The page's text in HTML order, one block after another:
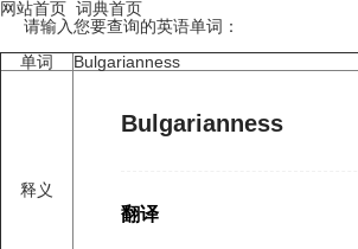
网站首页 词典首页
请输入您要查询的英语单词：
单词
Bulgarianness
释义
Bulgarianness
翻译